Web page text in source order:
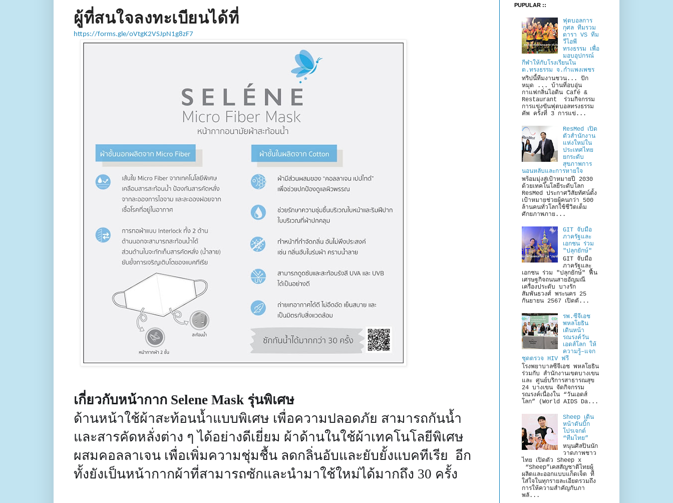
ผู้ที่สนใจลงทะเบียนได้ที่
https://forms.gle/oVtgK2VSJpN1g8zF7
เกี่ยวกับหน้ากาก Selene Mask รุ่นพิเศษ
ด้านหน้าใช้ผ้าสะท้อนน้ำแบบพิเศษ เพื่อความปลอดภัย สามารถกันน้ำ
และสารคัดหลั่งต่าง ๆ ได้อย่างดีเยี่ยม ผ้าด้านในใช้ผ้าเทคโนโลยีพิเศษ
ผสมคอลลาเจน เพื่อเพิ่มความชุ่มชื้น ลดกลิ่นอับและยับยั้งแบคทีเรีย อีก
ทั้งยังเป็นหน้ากากผ้าที่สามารถซักและนำมาใช้ใหม่ได้มากถึง 30 ครั้ง
PUPULAR ::
ฟุตบอลการ
กุศล ทีมรวม
ดารา VS ทีม
วีไอพี
ทรงธรรม เพื่อ
มอบอุปกรณ์
กีฬาให้กับโรงเรียนใน
ต.ทรงธรรม จ.กำแพงเพชร
ทริปนี้ทีมงานชวน... ปัก
หมุด ... บ้านที่อบอุ่น
กาแฟกลิ่นไอดิน Café &
Restaurant ร่วมกิจกรรม
การแข่งขันฟุตบอลทรงธรรม
คัพ ครั้งที่ 3 การแข่...
ResMed เปิด
ตัวสำนักงาน
แห่งใหม่ใน
ประเทศไทย
ยกระดับ
สุขภาพการ
นอนหลับและการหายใจ
พร้อมมุ่งสู่เป้าหมายปี 2030
ด้วยเทคโนโลยีระดับโลก
ResMed ประกาศวิสัยทัศน์ตั้ง
เป้าหมายช่วยผู้คนกว่า 500
ล้านคนทั่วโลกใช้ชีวิตเต็ม
ศักยภาพภาย...
GIT จับมือ
ภาครัฐและ
เอกชน ร่วม
"ปลุกยักษ์"
GIT จับมือ
ภาครัฐและ
เอกชน ร่วม "ปลุกยักษ์" ฟื้น
เศรษฐกิจถนนสายอัญมณี
เครื่องประดับ บางรัก
สัมพันธวงศ์ พระนคร 25
กันยายน 2567 เปิดตั...
รพ.ซีจีเอช
พหลโยธิน
เดินหน้า
รณรงค์วัน
เอดส์โลก ให้
ความรู้–แจก
ชุดตรวจ HIV ฟรี
โรงพยาบาลซีจีเอช พหลโยธิน
ร่วมกับ สำนักงานเขตบางเขน
และ ศูนย์บริการสาธารณสุข
24 บางเขน จัดกิจกรรม
รณรงค์เนื่องใน “วันเอดส์
โลก” (World AIDS Da...
Sheep เดิน
หน้าดันบิ๊ก
โปรเจกต์
“ทีมไทย”
หนุนศิลปินนัก
วาดภาพชาว
ไทย เปิดตัว Sheep x
“Sheep”เคสสัญชาติไทยผู้
ผลิตและออกแบบแก็ดเจ็ต ที่
ใส่ใจในทุกรายละเอียดรวมถึง
การให้ความสำคัญกับภา
พลั...